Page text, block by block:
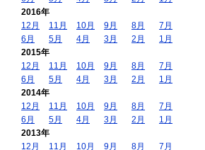
2016年
12月
11月 10月 9月 8月
7月
6月
5月 4月 3月 2月
1月
2015年
12月
11月 10月 9月 8月
7月
6月
5月 4月 3月 2月
1月
2014年
12月
11月 10月 9月 8月
7月
6月
5月 4月 3月 2月
1月
2013年
12月
11月 10月 9月 8月 7月